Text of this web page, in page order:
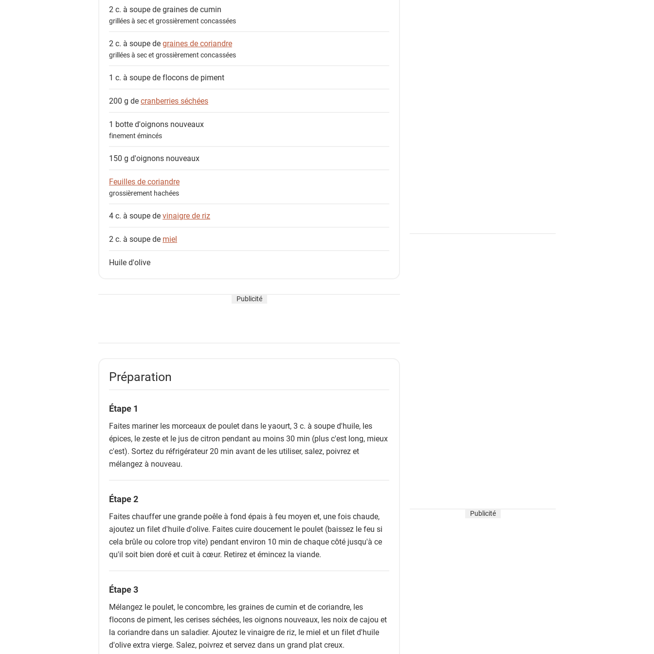
2 c. à soupe degraines de cumin
grillées à sec et grossièrement concassées
2 c. à soupe degraines de coriandre
grillées à sec et grossièrement concassées
1 c. à soupe deflocons de piment
200 g decranberries séchées
1 botted'oignons nouveaux
finement émincés
150 g d'oignons nouveaux
Feuilles de coriandre
grossièrement hachées
4 c. à soupe devinaigre de riz
2 c. à soupe de miel
Huile d'olive
Publicité
Préparation
Étape 1
Faites mariner les morceaux de poulet dans le yaourt, 3 c. à soupe d'huile, les
épices, le zeste et le jus de citron pendant au moins 30 min (plus c'est long, mieux
c'est). Sortez du réfrigérateur 20 min avant de les utiliser, salez, poivrez et
mélangez à nouveau.
Étape 2
Faites chauffer une grande poêle à fond épais à feu moyen et, une fois chaude,
ajoutez un filet d'huile d'olive. Faites cuire doucement le poulet (baissez le feu si
cela brûle ou colore trop vite) pendant environ 10 min de chaque côté jusqu'à ce
qu'il soit bien doré et cuit à cœur. Retirez et émincez la viande.
Étape 3
Mélangez le poulet, le concombre, les graines de cumin et de coriandre, les
flocons de piment, les cerises séchées, les oignons nouveaux, les noix de cajou et
la coriandre dans un saladier. Ajoutez le vinaigre de riz, le miel et un filet d'huile
d'olive extra vierge. Salez, poivrez et servez dans un grand plat creux.
Publicité